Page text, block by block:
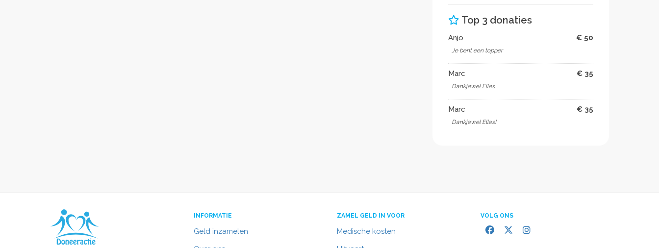
Top 3 donaties
Anjo € 50
Je bent een topper
Marc € 35
Dankjewel Elles
Marc € 35
Dankjewel Elles!
INFORMATIE
Geld inzamelen
ZAMEL GELD IN VOOR
Medische kosten
VOLG ONS